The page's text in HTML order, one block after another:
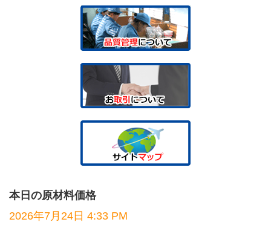
本日の原材料価格
2026年7月24日 4:33 PM